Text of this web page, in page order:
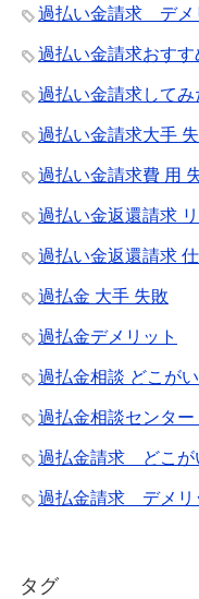
過払い金請求 デメ
過払い金請求おすす
過払い金請求してみ
過払い金請求大手
過払い金請求費 用
過払い金返還請求
過払い金返還請求
過払金 大手 失敗
過払金デメリット
過払金相談 どこが
過払金相談センター
過払金請求 どこが
過払金請求 デメリ
タグ